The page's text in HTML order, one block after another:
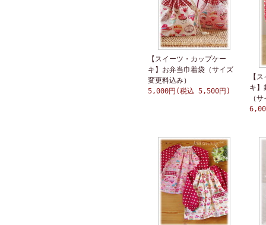
【スイーツ・カップケー
キ】お弁当巾着袋（サイズ
変更料込み）
5,000円(税込 5,500円)
【
キ】
（